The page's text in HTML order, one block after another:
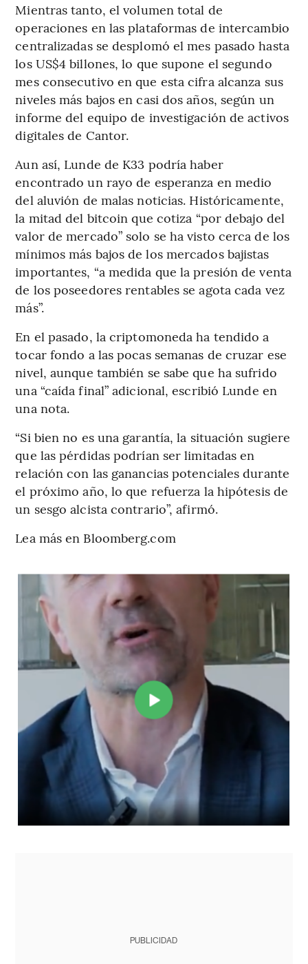
Mientras tanto, el volumen total de
operaciones en las plataformas de intercambio
centralizadas se desplomó el mes pasado hasta
los US$4 billones, lo que supone el segundo
mes consecutivo en que esta cifra alcanza sus
niveles más bajos en casi dos años, según un
informe del equipo de investigación de activos
digitales de Cantor.
Aun así, Lunde de K33 podría haber
encontrado un rayo de esperanza en medio
del aluvión de malas noticias. Históricamente,
la mitad del bitcoin que cotiza “por debajo del
valor de mercado” solo se ha visto cerca de los
mínimos más bajos de los mercados bajistas
importantes, “a medida que la presión de venta
de los poseedores rentables se agota cada vez
más”.
En el pasado, la criptomoneda ha tendido a
tocar fondo a las pocas semanas de cruzar ese
nivel, aunque también se sabe que ha sufrido
una “caída final” adicional, escribió Lunde en
una nota.
“Si bien no es una garantía, la situación sugiere
que las pérdidas podrían ser limitadas en
relación con las ganancias potenciales durante
el próximo año, lo que refuerza la hipótesis de
un sesgo alcista contrario”, afirmó.
Lea más en Bloomberg.com
PUBLICIDAD